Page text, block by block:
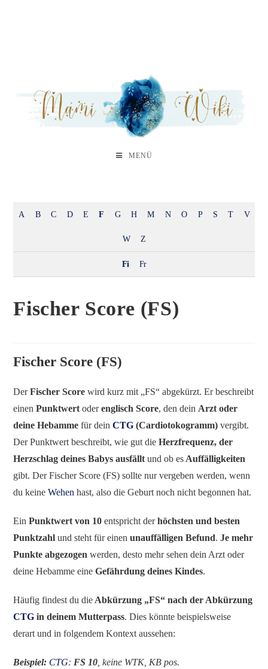
MENÜ
A B C D E F G H M N O P S T V
W Z
Fi Fr
Fischer Score (FS)
Fischer Score (FS)
DerFischer Scorewird kurz mit „FS“ abgekürzt. Er beschreibt
einenPunktwert oderenglisch Score, den dein Arzt oder
deine Hebamme für dein CTG (Cardiotokogramm) vergibt.
Der Punktwert beschreibt, wie gut die Herzfrequenz, der
Herzschlag deines Babys ausfälltund ob es Auffälligkeiten
gibt. Der Fischer Score (FS) sollte nur vergeben werden, wenn
du keineWehen hast, also die Geburt noch nicht begonnen hat.
Ein Punktwert von 10 entspricht derhöchsten und besten
Punktzahl und steht für einenunauffälligen Befund. Je mehr
Punkte abgezogen werden, desto mehr sehen dein Arzt oder
deine Hebamme eineGefährdung deines Kindes.
Häufig findest du die Abkürzung „FS“ nach der Abkürzung
CTG in deinem Mutterpass. Dies könnte beispielsweise
derart und in folgendem Kontext aussehen:
Beispiel: CTG: FS 10 , keine WTK, KB pos.